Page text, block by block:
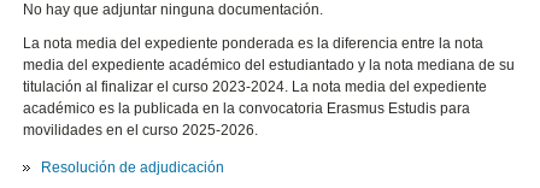
No hay que adjuntar ninguna documentación.
La nota media del expediente ponderada es la diferencia entre la nota
media del expediente académico del estudiantado y la nota mediana de su
titulación al finalizar el curso 2023-2024. La nota media del expediente
académico es la publicada en la convocatoria Erasmus Estudis para
movilidades en el curso 2025-2026.
Resolución de adjudicación